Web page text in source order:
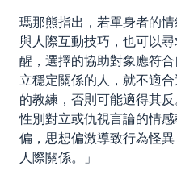
瑪那熊指出，若單身者的
與人際互動技巧，也可以
醒，選擇的協助對象應符
立穩定關係的人，就不適
的教練，否則可能適得其
性別對立或仇視言論的情
偏，思想偏激導致行為怪
人際關係。」